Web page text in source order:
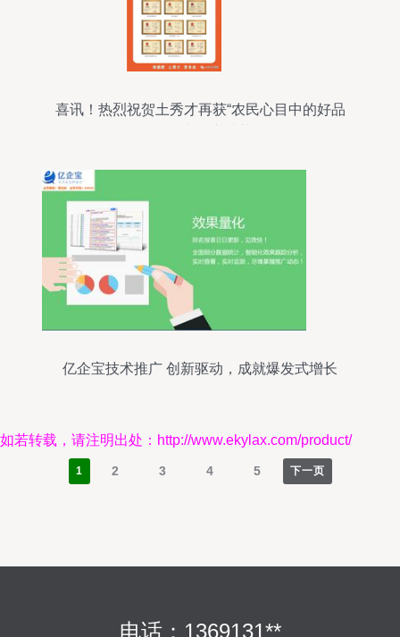
喜讯！热烈祝贺土秀才再获“农民心目中的好品
亿企宝技术推广 创新驱动，成就爆发式增长
如若转载，请注明出处：http://www.ekylax.com/product/
1 2 3 4 5 下一页
电话：1369131**